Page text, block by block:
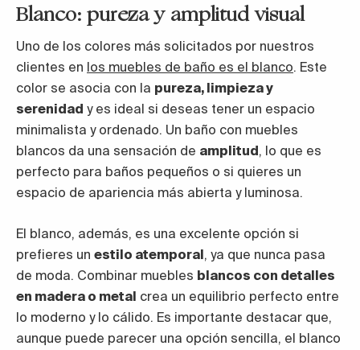
Blanco: pureza y amplitud visual
Uno de los colores más solicitados por nuestros
clientes en los muebles de baño es el blanco. Este
color se asocia con la pureza, limpieza y
serenidad y es ideal si deseas tener un espacio
minimalista y ordenado. Un baño con muebles
blancos da una sensación de amplitud, lo que es
perfecto para baños pequeños o si quieres un
espacio de apariencia más abierta y luminosa.
El blanco, además, es una excelente opción si
prefieres un estilo atemporal, ya que nunca pasa
de moda. Combinar muebles blancos con detalles
en madera o metal crea un equilibrio perfecto entre
lo moderno y lo cálido. Es importante destacar que,
aunque puede parecer una opción sencilla, el blanco